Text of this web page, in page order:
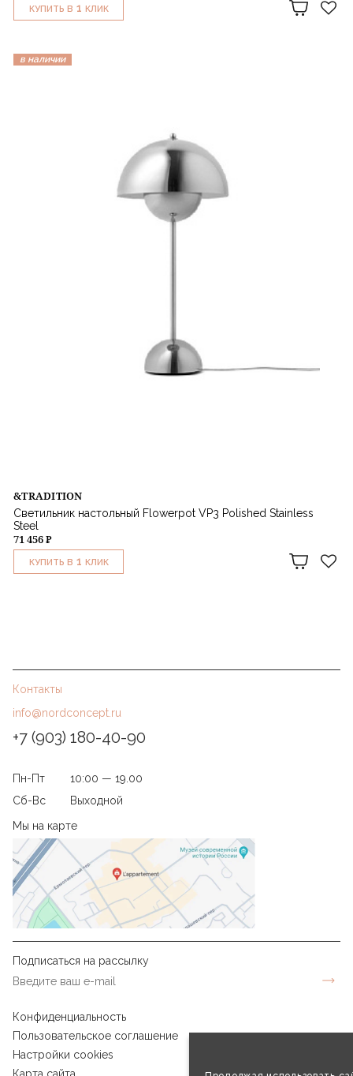
КУПИТЬ В 1 КЛИК
в наличии
&TRADITION
Светильник настольный Flowerpot VP3 Polished Stainless
Steel
71 456 ₽
КУПИТЬ В 1 КЛИК
Контакты
info@nordconcept.ru
+7 (903) 180-40-90
Пн-Пт
10:00 — 19.00
Сб-Вс
Выходной
Мы на карте
Подписаться на рассылку
Конфиденциальность
Пользовательское соглашение
Настройки cookies
Карта сайта